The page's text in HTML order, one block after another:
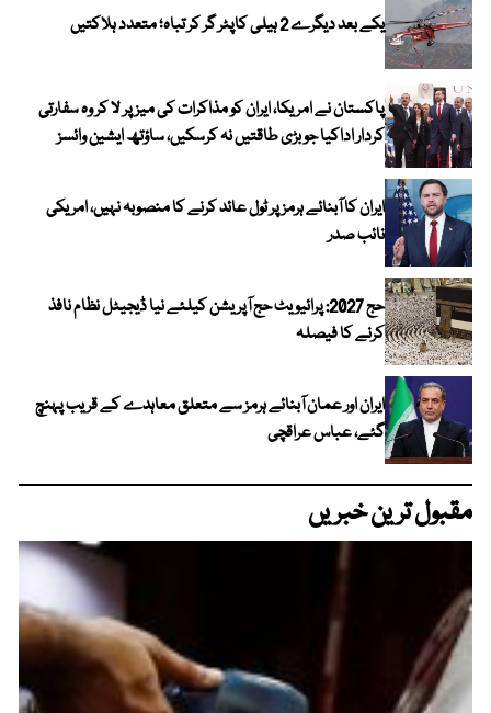
یکے بعد دیگرے 2 ہیلی کاپٹر گر کر تباہ؛ متعدد ہلاکتیں
پاکستان نے امریکا، ایران کو مذاکرات کی میز پر لا کر وہ سفارتی
کردار اداکیا جو بڑی طاقتیں نہ کرسکیں، ساؤتھ ایشین وائسز
ایران کا آبنائے ہرمز پر ٹول عائد کرنے کا منصوبہ نہیں، امریکی
نائب صدر
حج 2027: پرائیویٹ حج آپریشن کیلئے نیا ڈیجیٹل نظام نافذ
کرنے کا فیصلہ
ایران اور عمان آبنائے ہرمز سے متعلق معاہدے کے قریب پہنچ
گئے، عباس عراقچی
مقبول ترین خبریں